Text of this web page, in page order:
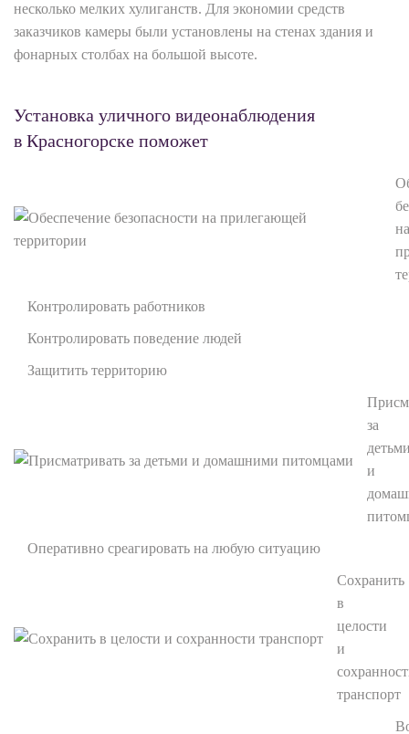
несколько мелких хулиганств. Для экономии средств
заказчиков камеры были установлены на стенах здания и
фонарных столбах на большой высоте.
Установка уличного видеонаблюдения
в Красногорске поможет
на
Контролировать работников
Контролировать поведение людей
Защитить территорию
за
и
Оперативно среагировать на любую ситуацию
Сохранить
в
целости
и
транспорт